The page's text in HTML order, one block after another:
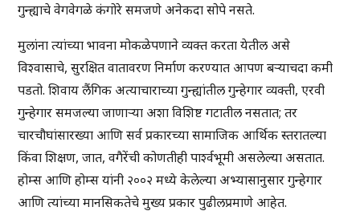
गुन्ह्याचे वेगवेगळे कंगोरे समजणे अनेकदा सोपे नसते.
मुलांना त्यांच्या भावना मोकळेपणाने व्यक्त करता येतील असे
विश्वासाचे, सुरक्षित वातावरण निर्माण करण्यात आपण बऱ्याचदा कमी
पडतो. शिवाय लैंगिक अत्याचाराच्या गुन्ह्यांतील गुन्हेगार व्यक्ती, एरवी
गुन्हेगार समजल्या जाणाऱ्या अशा विशिष्ट गटातील नसतात; तर
चारचौघांसारख्या आणि सर्व प्रकारच्या सामाजिक आर्थिक स्तरातल्या
किंवा शिक्षण, जात, वगैरेंची कोणतीही पार्श्वभूमी असलेल्या असतात.
होम्स आणि होम्स यांनी २००२ मध्ये केलेल्या अभ्यासानुसार गुन्हेगार
आणि त्यांच्या मानसिकतेचे मुख्य प्रकार पुढीलप्रमाणे आहेत.